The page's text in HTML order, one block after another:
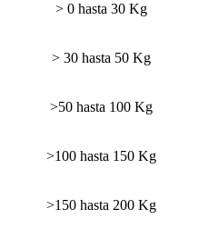
> 0 hasta 30 Kg
> 30 hasta 50 Kg
>50 hasta 100 Kg
>100 hasta 150 Kg
>150 hasta 200 Kg